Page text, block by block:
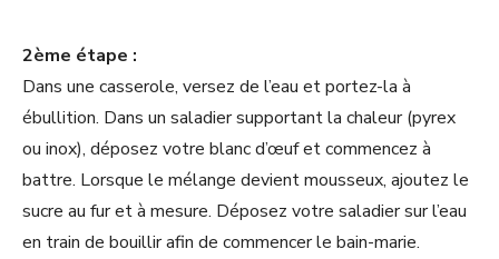
2ème étape :
Dans une casserole, versez de l’eau et portez-la à
ébullition. Dans un saladier supportant la chaleur (pyrex
ou inox), déposez votre blanc d’œuf et commencez à
battre. Lorsque le mélange devient mousseux, ajoutez le
sucre au fur et à mesure. Déposez votre saladier sur l’eau
en train de bouillir afin de commencer le bain-marie.